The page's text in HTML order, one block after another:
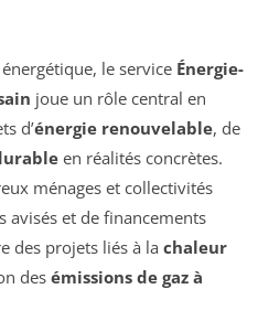
le service Énergie-
joue un rôle central en
d’énergie renouvelable, de
en réalités concrètes.
ménages et collectivités
avisés et de financements
des projets liés à la chaleur
desémissions de gaz à